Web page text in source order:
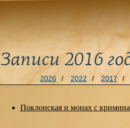
Записи 2016
2026 / 2022 / 2017 /
Поклонская и монах с